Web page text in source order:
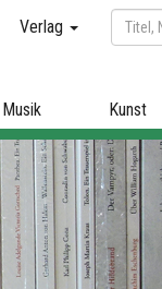
Verlag
Musik Kunst